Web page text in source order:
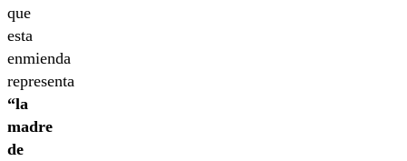
que
esta
enmienda
representa
“la
madre
de